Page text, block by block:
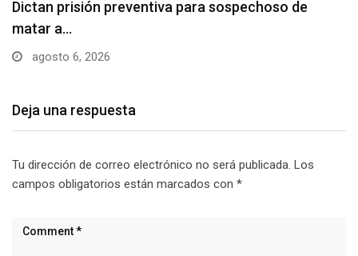
Usuarios madrugan y hacen largas filas para
obtener…
agosto 6, 2026
Deja una respuesta
Tu dirección de correo electrónico no será publicada. Los
campos obligatorios están marcados con *